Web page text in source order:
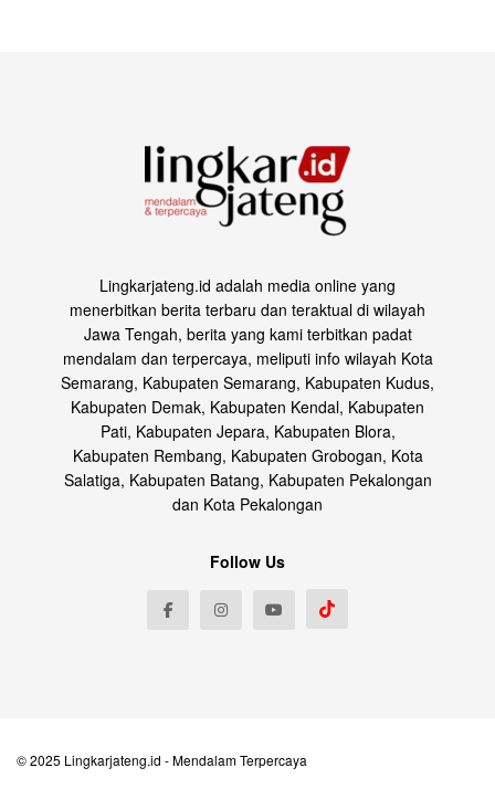
Lingkarjateng.id adalah media online yang
menerbitkan berita terbaru dan teraktual di wilayah
Jawa Tengah, berita yang kami terbitkan padat
mendalam dan terpercaya, meliputi info wilayah Kota
Semarang, Kabupaten Semarang, Kabupaten Kudus,
Kabupaten Demak, Kabupaten Kendal, Kabupaten
Pati, Kabupaten Jepara, Kabupaten Blora,
Kabupaten Rembang, Kabupaten Grobogan, Kota
Salatiga, Kabupaten Batang, Kabupaten Pekalongan
dan Kota Pekalongan
Follow Us
© 2025 Lingkarjateng.id - Mendalam Terpercaya